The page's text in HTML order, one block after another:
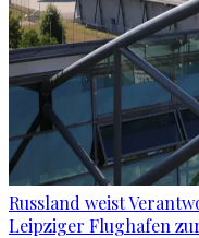
Russland weist
Leipziger Flughafen